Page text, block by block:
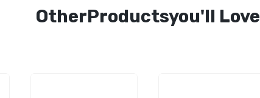
OtherProductsyou'll Love